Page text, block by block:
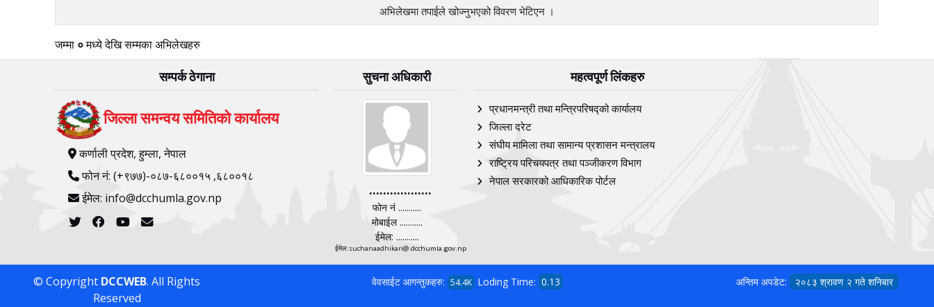
अभिलेखमा तपाईले खोज्‍नुभएको विवरण भेटिएन ।
जम्मा ०मध्येदेखिसम्मका अभिलेखहरु
सम्पर्क ठेगाना
जिल्ला समन्वय समितिको कार्यालय
कर्णाली प्रदेश, हुम्ला, नेपाल
फोन नं: (+९७७)-०८७-६८००१५ ,६८००१८
ईमेल: info@dcchumla.gov.np
सुचना अधिकारी
..................
फोन नं ...........
मोबाईल ...........
ईमेल: ...........
ईमेल:suchanaadhikari@.dcchumla.gov.np
महत्वपूर्ण लिंकहरु
प्रधानमन्त्री तथा मन्त्रिपरिषद्को कार्यालय
जिल्ला दरेट
संघीय मामिला तथा सामान्य प्रशासन मन्त्रालय
राष्ट्रिय परिचयपत्र तथा पञ्‍जीकरण विभाग
नेपाल सरकारको आधिकारिक पोर्टल
© Copyright DCCWEB. All Rights
Reserved
वेवसाईट आगन्तुकहरु: 54.4K Loding Time: 0.13 अन्तिम अपडेट: २०८३ श्रावण २ गते शनिबार